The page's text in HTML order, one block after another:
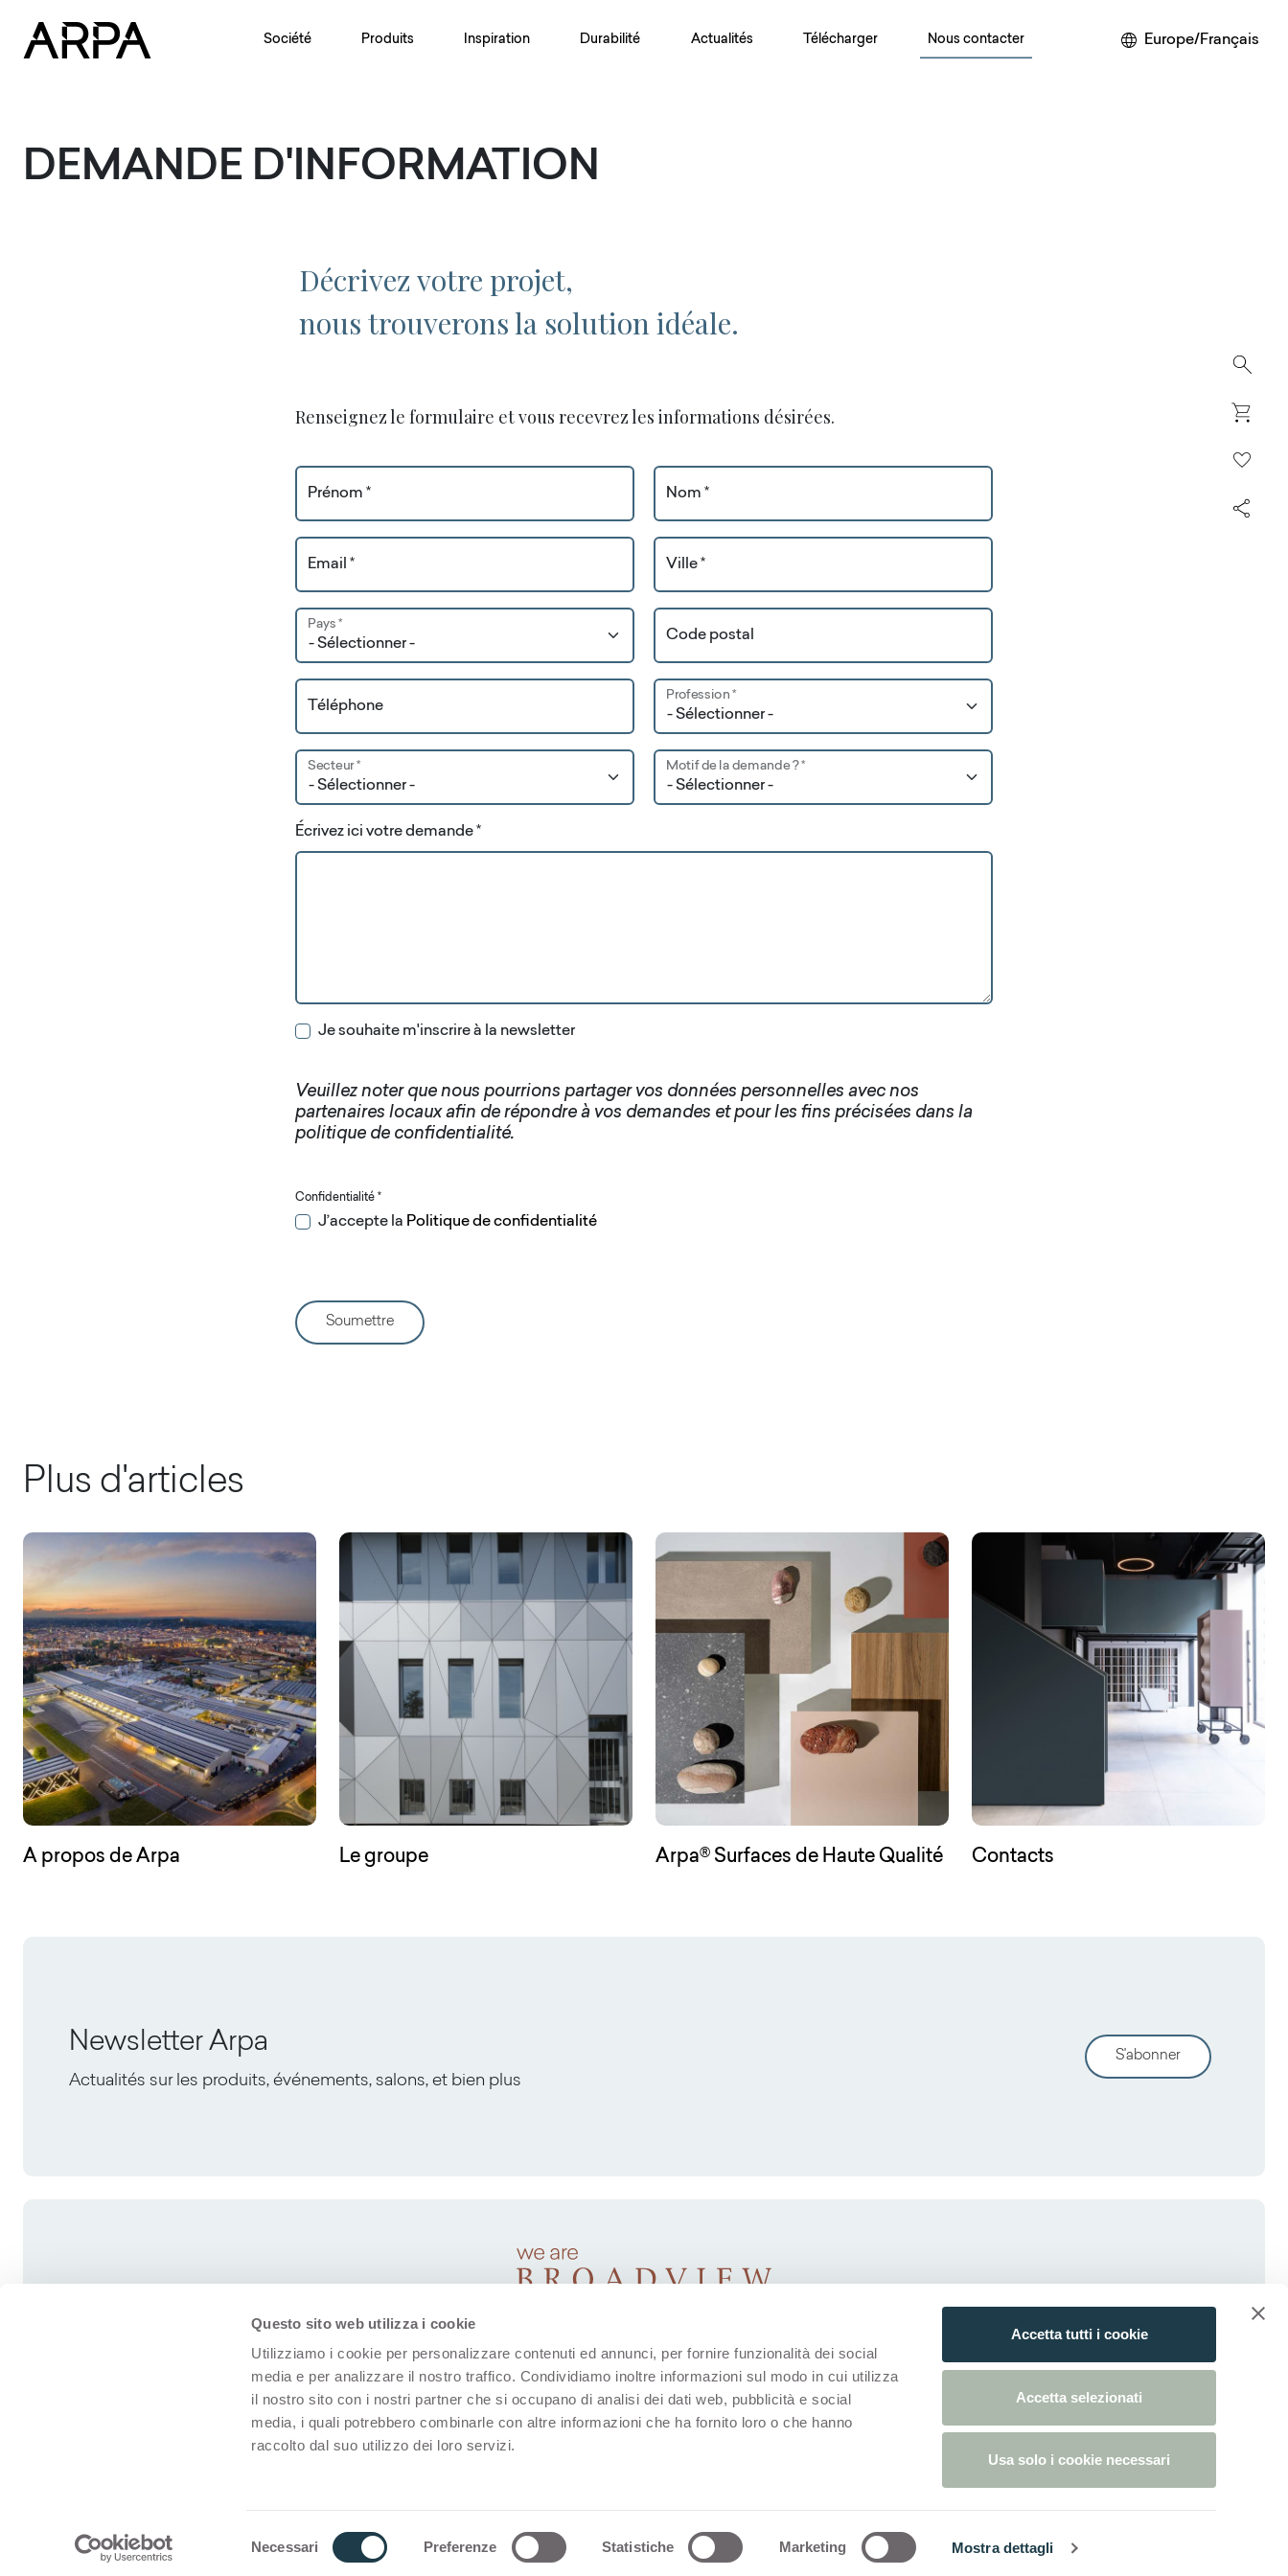
Questo sito web utilizza i cookie
Utilizziamo i cookie per personalizzare contenuti ed annunci, per fornire funzionalità dei social
media e per analizzare il nostro traffico. Condividiamo inoltre informazioni sul modo in cui utilizza
il nostro sito con i nostri partner che si occupano di analisi dei dati web, pubblicità e social
media, i quali potrebbero combinarle con altre informazioni che ha fornito loro o che hanno
raccolto dal suo utilizzo dei loro servizi.
Necessari Preferenze Statistiche Marketing Mostra dettagli
Accetta tutti i cookie
Accetta selezionati
Usa solo i cookie necessari
Société Produits Inspiration Durabilité Actualités Télécharger Nous contacter Europe/Français
DEMANDE D'INFORMATION
Décrivez votre projet,
nous trouverons la solution idéale.
Renseignez le formulaire et vous recevrez les informations désirées.
Prénom * Nom *
Email * Ville *
Pays *
Code postal
Téléphone
Profession *
Secteur * Motif de la demande ? *
Écrivez ici votre demande *
Je souhaite m'inscrire à la newsletter
Veuillez noter que nous pourrions partager vos données personnelles avec nos
partenaires locaux afin de répondre à vos demandes et pour les fins précisées dans la
politique de confidentialité.
Confidentialité *
J’accepte la Politique de confidentialité
Soumettre
Plus d'articles
A propos de Arpa Le groupe Arpa® Surfaces de Haute Qualité Contacts
Newsletter Arpa
Actualités sur les produits, événements, salons, et bien plus
S'abonner
© Arpa for interiors Conditions D'utilisation Données Sociales Déclaration De Confidentialité
Préférences En Matière De Cookies
Whistleblowing Web Design: Ars Media (S'ouvre Dans Un Nouvel Onglet)